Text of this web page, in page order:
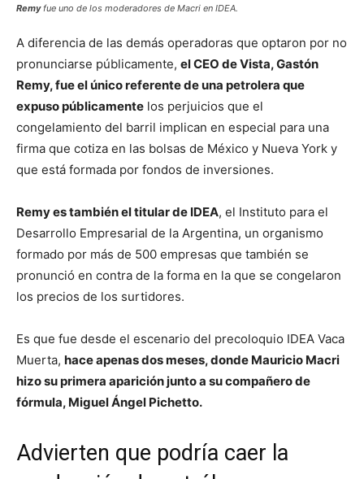
Remyfue uno de los moderadores de Macri en IDEA.
A diferencia de las demás operadoras que optaron por no
pronunciarse públicamente, el CEO de Vista, Gastón
Remy, fue el único referente de una petrolera que
expuso públicamente los perjuicios que el
congelamiento del barril implican en especial para una
firma que cotiza en las bolsas de México y Nueva York y
que está formada por fondos de inversiones.
Remy es también el titular de IDEA, el Instituto para el
Desarrollo Empresarial de la Argentina, un organismo
formado por más de 500 empresas que también se
pronunció en contra de la forma en la que se congelaron
los precios de los surtidores.
Es que fue desde el escenario del precoloquio IDEA Vaca
Muerta, hace apenas dos meses, donde Mauricio Macri
hizo su primera aparición junto a su compañero de
fórmula, Miguel Ángel Pichetto.
Advierten que podría caer la